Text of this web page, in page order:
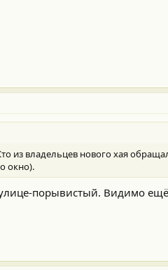
из владельцев нового хая
окно).
порывистый. Видимо